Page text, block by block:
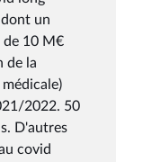
un
de 10 M€
de la
2022. 50
D'autres
covid